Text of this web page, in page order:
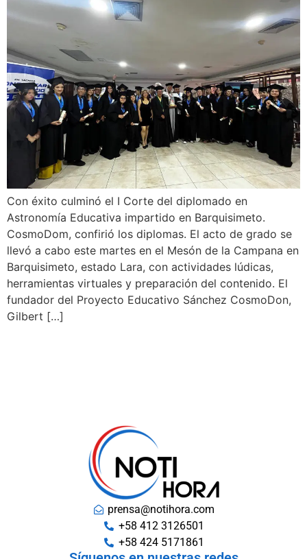
Con éxito culminó el I Corte del diplomado en
Astronomía Educativa impartido en Barquisimeto.
CosmoDom, confirió los diplomas. El acto de grado se
llevó a cabo este martes en el Mesón de la Campana en
Barquisimeto, estado Lara, con actividades lúdicas,
herramientas virtuales y preparación del contenido. El
fundador del Proyecto Educativo Sánchez CosmoDon,
Gilbert […]
prensa@notihora.com
+58 412 3126501
+58 424 5171861